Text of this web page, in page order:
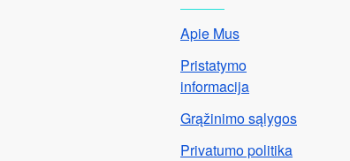
Apie Mus
Pristatymo
informacija
Grąžinimo sąlygos
Privatumo politika